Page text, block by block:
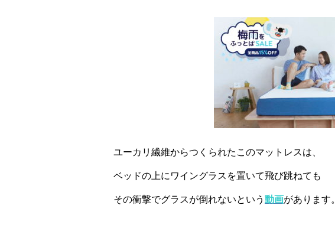
ユーカリ繊維からつくられたこのマットレスは、
ベッドの上にワイングラスを置いて飛び跳ねても
その衝撃でグラスが倒れないという 動画があります。